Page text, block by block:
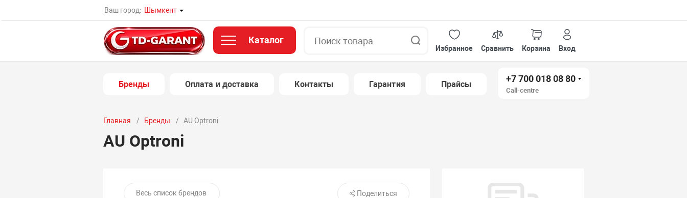
Ваш город: Шымкент
Каталог
Избранное
Сравнить Корзина Вход
Бренды Оплата и доставка Контакты Гарантия Прайсы
+7 700 018 08 80
Call-centre
Главная Бренды AU Optroni
AU Optroni
Весь список брендов Поделиться